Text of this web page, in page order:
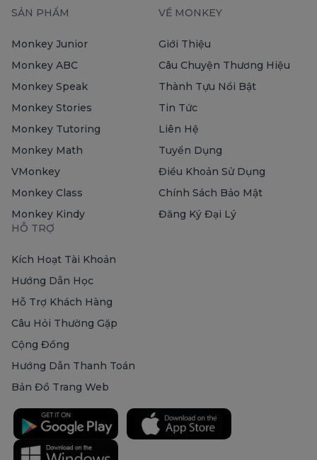
SẢN PHẨM
Monkey Junior
Monkey ABC
Monkey Speak
Monkey Stories
Monkey Tutoring
Monkey Math
VMonkey
Monkey Class
Monkey Kindy
VỀ MONKEY
Giới Thiệu
Câu Chuyện Thương Hiệu
Thành Tựu Nổi Bật
Tin Tức
Liên Hệ
Tuyển Dụng
Điều Khoản Sử Dụng
Chính Sách Bảo Mật
Đăng Ký Đại Lý
HỖ TRỢ
Kích Hoạt Tài Khoản
Hướng Dẫn Học
Hỗ Trợ Khách Hàng
Câu Hỏi Thường Gặp
Cộng Đồng
Hướng Dẫn Thanh Toán
Bản Đồ Trang Web